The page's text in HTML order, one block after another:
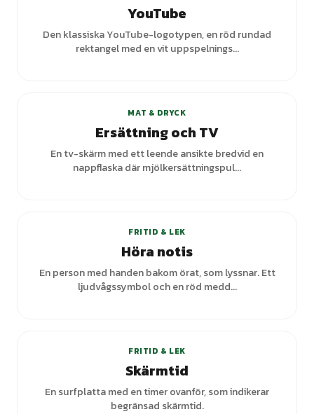
YouTube
Den klassiska YouTube-logotypen, en röd rundad
rektangel med en vit uppspelnings...
MAT & DRYCK
Ersättning och TV
En tv-skärm med ett leende ansikte bredvid en
nappflaska där mjölkersättningspul...
FRITID & LEK
Höra notis
En person med handen bakom örat, som lyssnar. Ett
ljudvågssymbol och en röd medd...
FRITID & LEK
Skärmtid
En surfplatta med en timer ovanför, som indikerar
begränsad skärmtid.